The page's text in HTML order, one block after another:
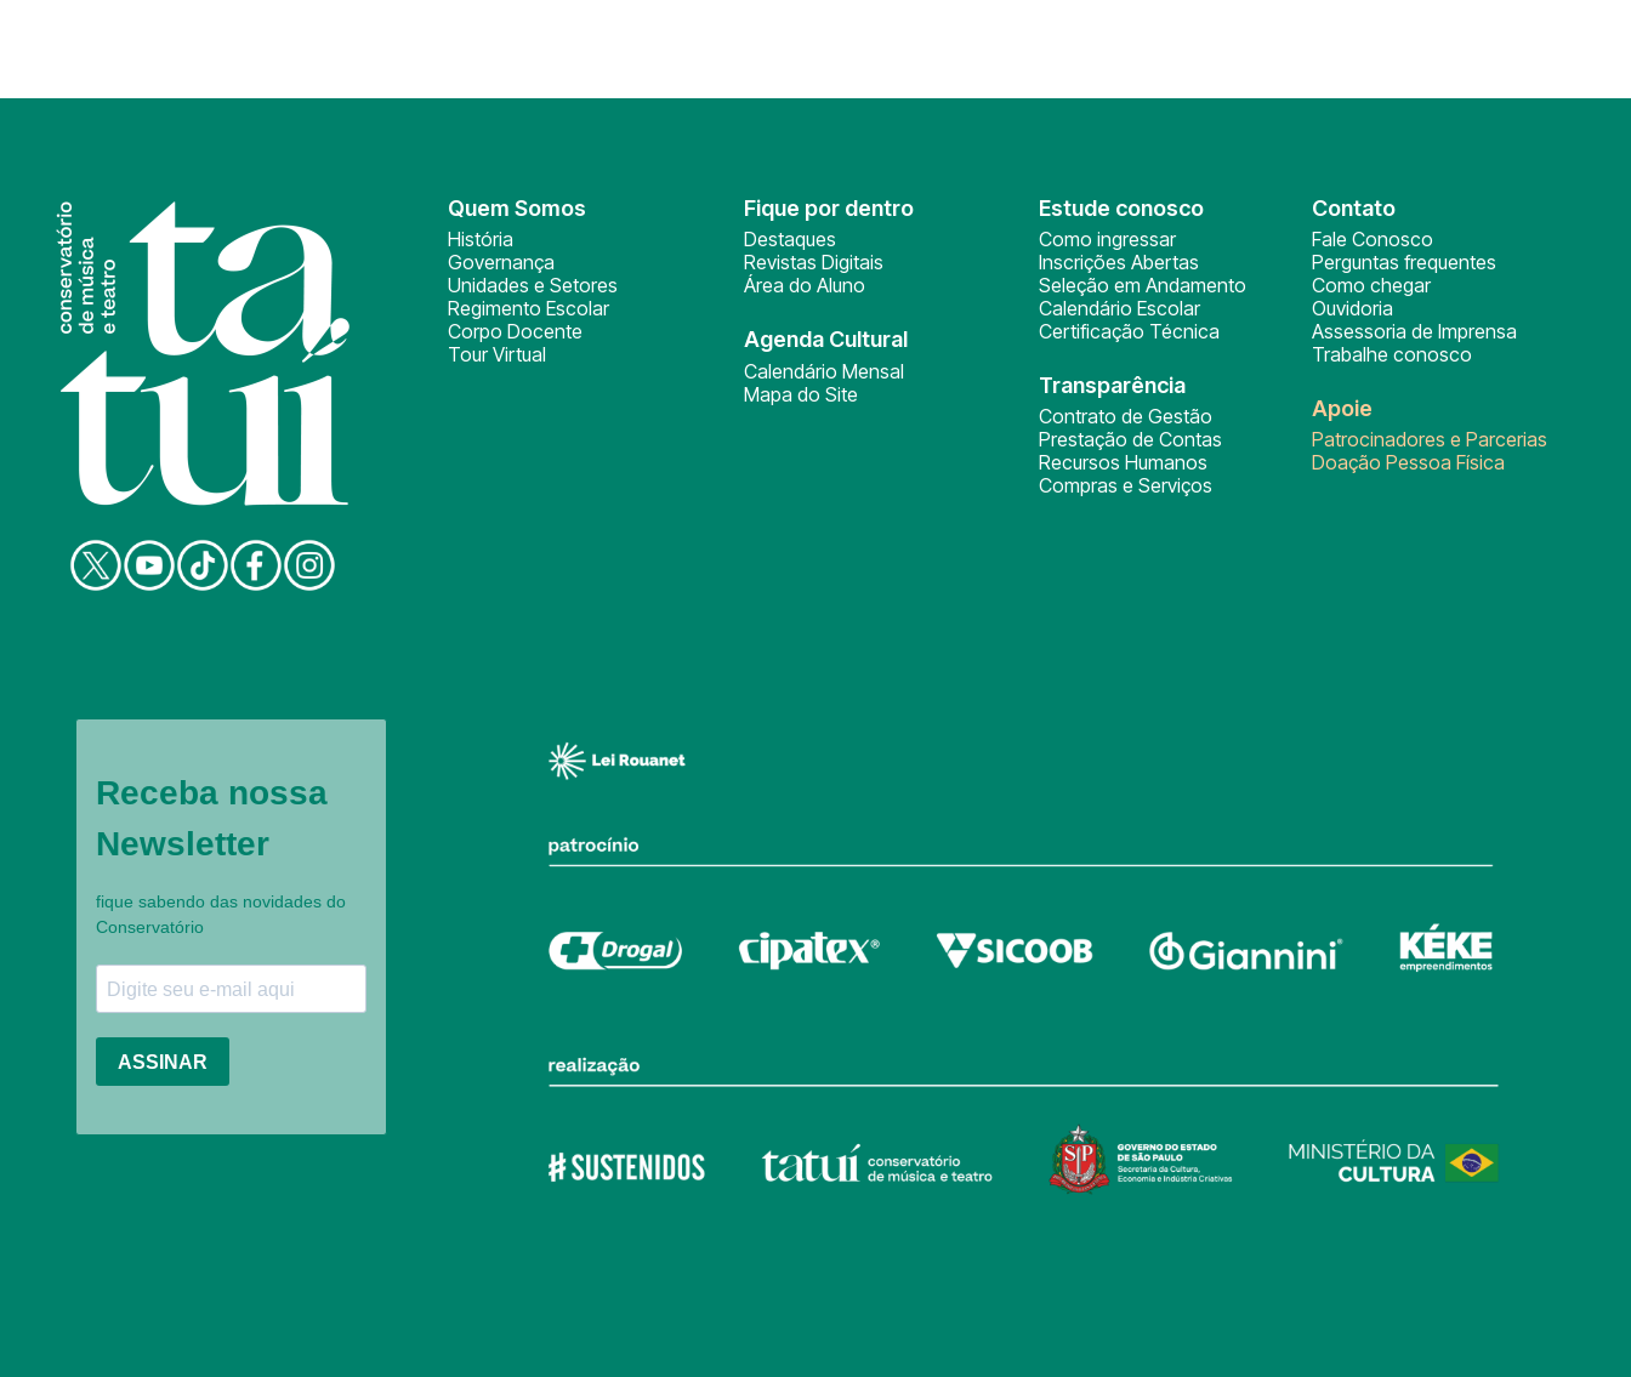
Quem Somos
História
Governança
Unidades e Setores
Regimento Escolar
Corpo Docente
Tour Virtual
Fique por dentro
Destaques
Revistas Digitais
Área do Aluno
Agenda Cultural
Calendário Mensal
Mapa do Site
Estude conosco
Como ingressar
Inscrições Abertas
Seleção em Andamento
Calendário Escolar
Certificação Técnica
Transparência
Contrato de Gestão
Prestação de Contas
Recursos Humanos
Compras e Serviços
Contato
Fale Conosco
Perguntas frequentes
Como chegar
Ouvidoria
Assessoria de Imprensa
Trabalhe conosco
Apoie
Patrocinadores e Parcerias
Doação Pessoa Física